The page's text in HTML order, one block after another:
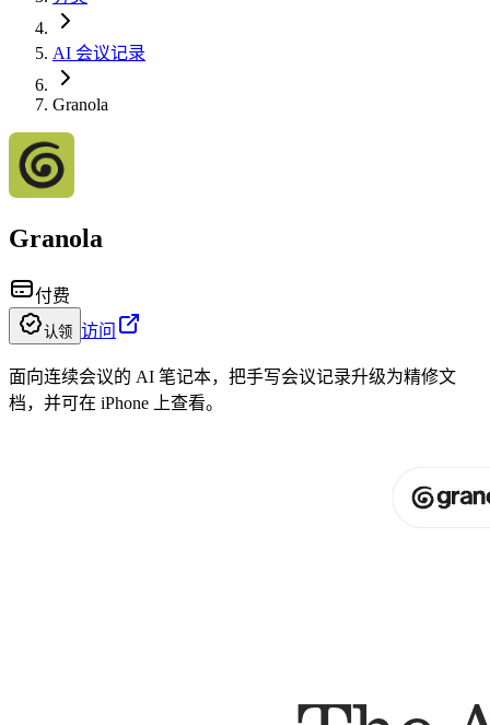
AI 会议记录
Granola
Granola
付费
认领 访问
面向连续会议的 AI 笔记本，把手写会议记录升级为精修文
档，并可在 iPhone 上查看。